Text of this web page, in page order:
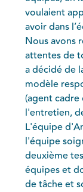
voulaient
avoir dans
Nous avons
attentes de
a décidé de
modèle
(agent
l'entretien,
L'équipe
l'équipe
deuxième
équipes et
de tâche et